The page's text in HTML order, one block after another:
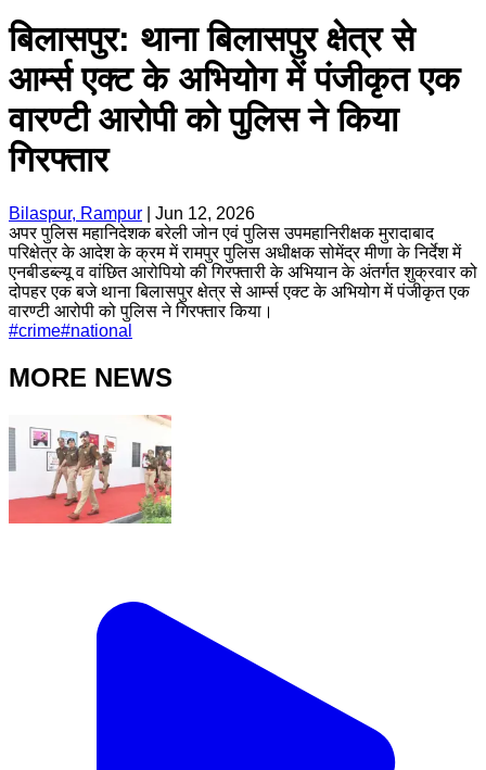
बिलासपुर: थाना बिलासपुर क्षेत्र से
आर्म्स एक्ट के अभियोग में पंजीकृत एक
वारण्टी आरोपी को पुलिस ने किया
गिरफ्तार
Bilaspur, Rampur
Jun 12, 2026
अपर पुलिस महानिदेशक बरेली जोन एवं पुलिस उपमहानिरीक्षक मुरादाबाद
परिक्षेत्र के आदेश के क्रम में रामपुर पुलिस अधीक्षक सोमेंद्र मीणा के निर्देश में
एनबीडब्ल्यू व वांछित आरोपियो की गिरफ्तारी के अभियान के अंतर्गत शुक्रवार को
दोपहर एक बजे थाना बिलासपुर क्षेत्र से आर्म्स एक्ट के अभियोग में पंजीकृत एक
वारण्टी आरोपी को पुलिस ने गिरफ्तार किया।
#crime#national
MORE NEWS